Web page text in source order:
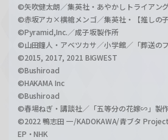
©矢吹健太朗／集英社・あやかしトライアン
©赤坂アカ×横槍メンゴ／集英社・【推しの
©Pyramid,Inc.／成子坂製作所
©山田鐘人・アベツカサ／小学館／「葬送の
©2015, 2017, 2021 BIGWEST
©Bushiroad
©HAKAMA Inc
©Bushiroad
©春場ねぎ・講談社／「五等分の花嫁∽」製
©2022 鴨志田 一/KADOKAWA/青ブタ
EP・NHK